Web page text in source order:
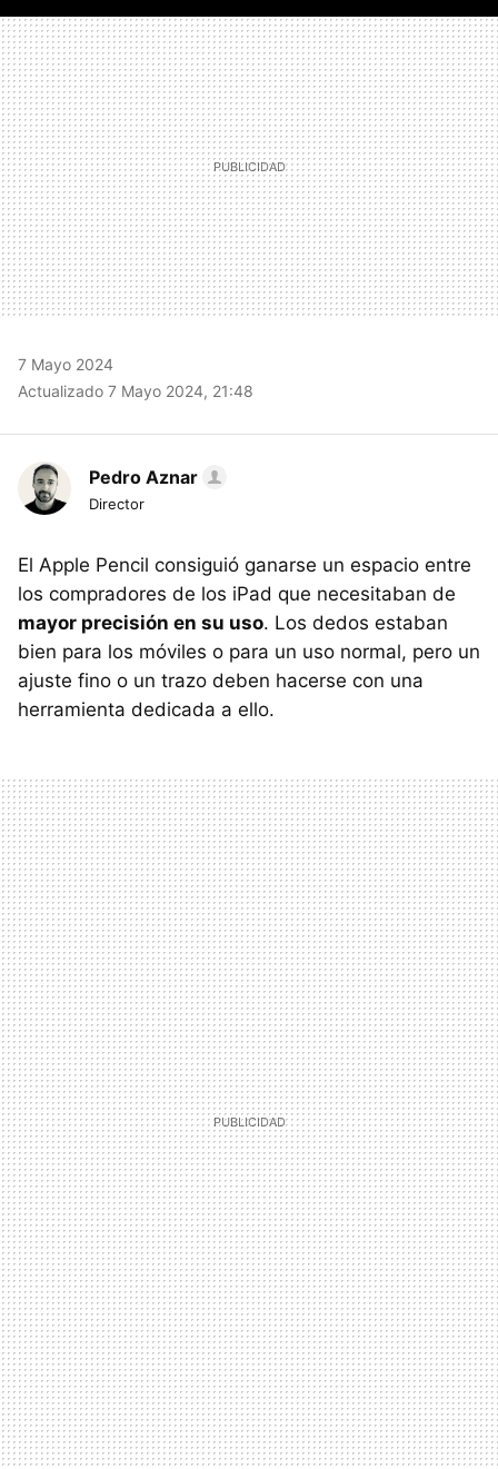
MAIL
7 Mayo 2024
Actualizado 7 Mayo 2024, 21:48
Pedro Aznar
Director
El Apple Pencil consiguió ganarse un espacio entre
los compradores de los iPad que necesitaban de
mayor precisión en su uso. Los dedos estaban
bien para los móviles o para un uso normal, pero un
ajuste fino o un trazo deben hacerse con una
herramienta dedicada a ello.